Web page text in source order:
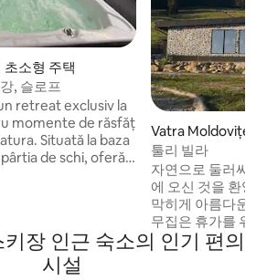
소형 주택
, 슬로프
retreat exclusiv la
momente de răsfăț
Situată la baza
de schi, oferă
cupluri sau
sezon. 🌲♨️
Vatra Moldoviței
툴리 빌라
자연으로 둘러싸
에 오신 것을 환영합니다
막히게 아름다운
무집은 휴가를 위
명의 게스트를 수
컨이 있는 침실 4
장 인근 숙소의 인기 편의
시설